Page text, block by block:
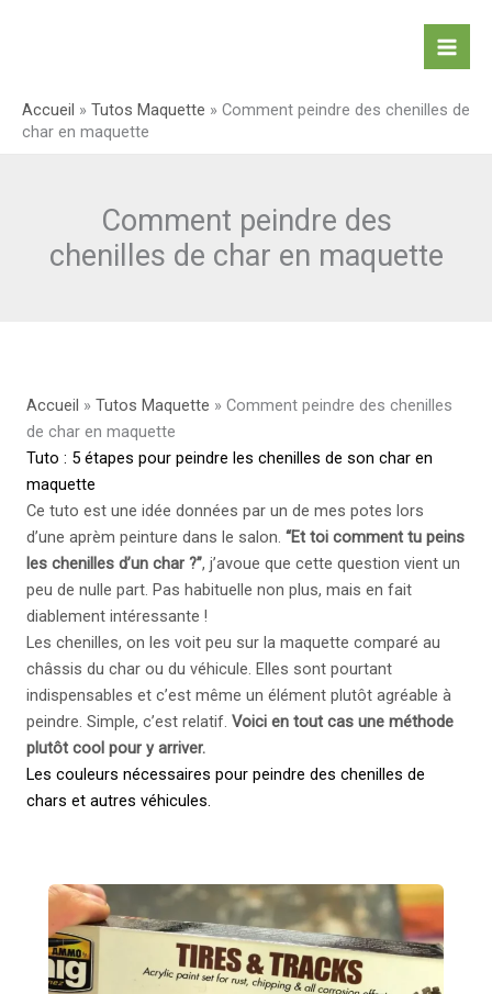
Accueil » Tutos Maquette » Comment peindre des chenilles de
char en maquette
Comment peindre des
chenilles de char en maquette
Accueil » Tutos Maquette » Comment peindre des chenilles
de char en maquette
Tuto : 5 étapes pour peindre les chenilles de son char en
maquette
Ce tuto est une idée données par un de mes potes lors
d’une aprèm peinture dans le salon. “Et toi comment tu peins
les chenilles d’un char ?”, j’avoue que cette question vient un
peu de nulle part. Pas habituelle non plus, mais en fait
diablement intéressante !
Les chenilles, on les voit peu sur la maquette comparé au
châssis du char ou du véhicule. Elles sont pourtant
indispensables et c’est même un élément plutôt agréable à
peindre. Simple, c’est relatif. Voici en tout cas une méthode
plutôt cool pour y arriver.
Les couleurs nécessaires pour peindre des chenilles de
chars et autres véhicules.